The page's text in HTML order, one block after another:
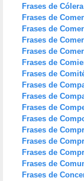
Frases de Cólera
Frases de
Frases de Comer
Frases de
Frases de
Frases de
Frases de
Frases de
Frases de
Frases de
Frases de
Frases de
Frases de
Frases de
Frases de
Frases de